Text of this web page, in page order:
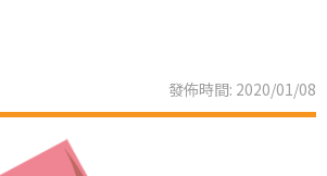
發佈時間: 2020/01/08